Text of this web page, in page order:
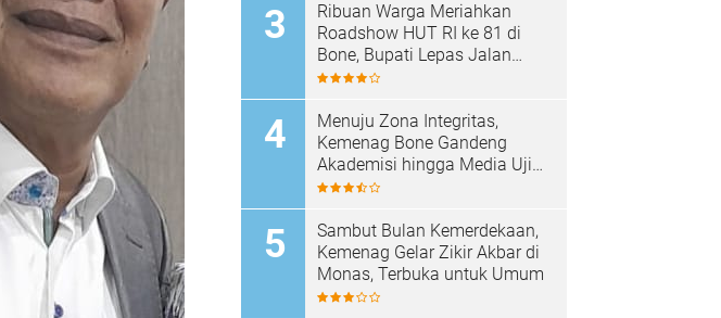
Ribuan Warga Meriahkan
Roadshow HUT RI ke 81 di
Bone, Bupati Lepas Jalan
Santai
Menuju Zona Integritas,
Kemenag Bone Gandeng
Akademisi hingga Media Uji
Standar Pelayanan
Sambut Bulan Kemerdekaan,
Kemenag Gelar Zikir Akbar di
Monas, Terbuka untuk Umum